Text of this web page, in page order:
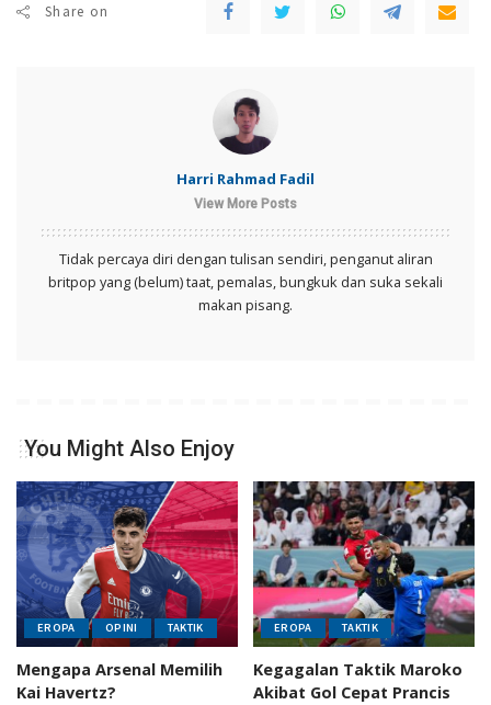
Share on
Harri Rahmad Fadil
View More Posts
Tidak percaya diri dengan tulisan sendiri, penganut aliran
britpop yang (belum) taat, pemalas, bungkuk dan suka sekali
makan pisang.
You Might Also Enjoy
EROPA OPINI TAKTIK
Mengapa Arsenal Memilih
Kai Havertz?
EROPA TAKTIK
Kegagalan Taktik Maroko
Akibat Gol Cepat Prancis